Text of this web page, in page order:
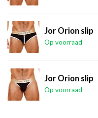
Jor Orion slip
Op voorraad
Jor Orion slip
Op voorraad